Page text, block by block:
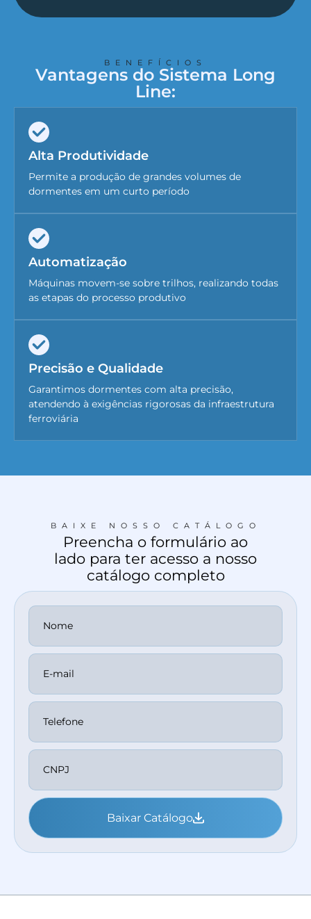
BENEFÍCIOS
Vantagens do Sistema Long
Line:
Alta Produtividade
Permite a produção de grandes volumes de
dormentes em um curto período
Automatização
Máquinas movem-se sobre trilhos, realizando todas
as etapas do processo produtivo
Precisão e Qualidade
Garantimos dormentes com alta precisão,
atendendo à exigências rigorosas da infraestrutura
ferroviária
BAIXE NOSSO CATÁLOGO
Preencha o formulário ao
lado para ter acesso a nosso
catálogo completo
Baixar Catálogo